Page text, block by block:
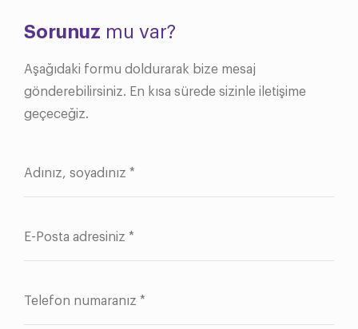
Sorunuz mu var?
Aşağıdaki formu doldurarak bize mesaj
gönderebilirsiniz. En kısa sürede sizinle iletişime
geçeceğiz.